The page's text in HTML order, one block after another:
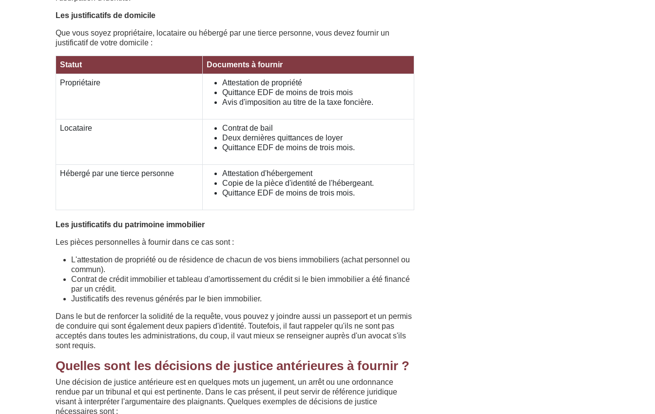
Les justificatifs de domicile
Que vous soyez propriétaire, locataire ou hébergé par une tierce personne, vous devez fournir un
justificatif de votre domicile :
Statut Documents à fournir
Propriétaire
Attestation de propriété
Quittance EDF de moins de trois mois
Avis d'imposition au titre de la taxe foncière.
Locataire
Contrat de bail
Deux dernières quittances de loyer
Quittance EDF de moins de trois mois.
Hébergé par une tierce personne
Attestation d'hébergement
Copie de la pièce d'identité de l'hébergeant.
Quittance EDF de moins de trois mois.
Les justificatifs du patrimoine immobilier
Les pièces personnelles à fournir dans ce cas sont :
L'attestation de propriété ou de résidence de chacun de vos biens immobiliers (achat personnel ou
commun).
Contrat de crédit immobilier et tableau d'amortissement du crédit si le bien immobilier a été financé
par un crédit.
Justificatifs des revenus générés par le bien immobilier.
Dans le but de renforcer la solidité de la requête, vous pouvez y joindre aussi un passeport et un permis
de conduire qui sont également deux papiers d'identité. Toutefois, il faut rappeler qu'ils ne sont pas
acceptés dans toutes les administrations, du coup, il vaut mieux se renseigner auprès d'un avocat s'ils
sont requis.
Quelles sont les décisions de justice antérieures à fournir ?
Une décision de justice antérieure est en quelques mots un jugement, un arrêt ou une ordonnance
rendue par un tribunal et qui est pertinente. Dans le cas présent, il peut servir de référence juridique
visant à interpréter l'argumentaire des plaignants. Quelques exemples de décisions de justice
nécessaires sont :